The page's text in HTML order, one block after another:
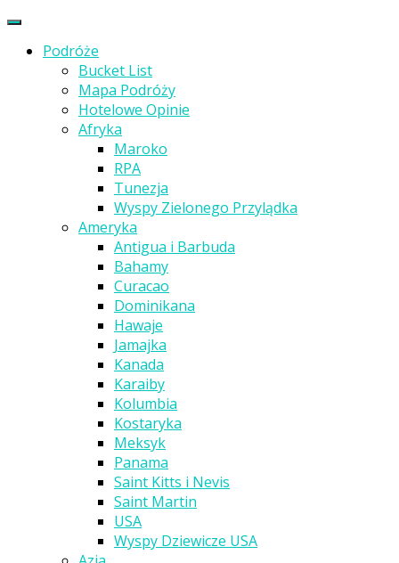
Podróże
Bucket List
Mapa Podróży
Hotelowe Opinie
Afryka
Maroko
RPA
Tunezja
Wyspy Zielonego Przylądka
Ameryka
Antigua i Barbuda
Bahamy
Curacao
Dominikana
Hawaje
Jamajka
Kanada
Karaiby
Kolumbia
Kostaryka
Meksyk
Panama
Saint Kitts i Nevis
Saint Martin
USA
Wyspy Dziewicze USA